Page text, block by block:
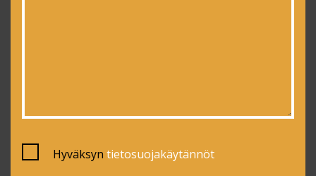
Hyväksyn tietosuojakäytännöt